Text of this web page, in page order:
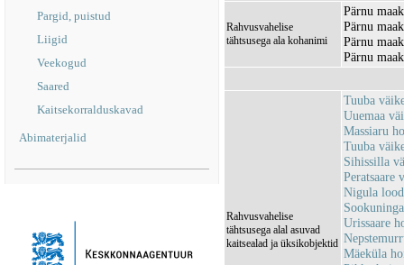
Pargid, puistud
Liigid
Veekogud
Saared
Kaitsekorralduskavad
Abimaterjalid
Rahvusvahelise
tähtsusega ala kohanimi
Pärnu
Pärnu
Pärnu
Pärnu
Rahvusvahelise
tähtsusega alal asuvad
kaitsealad ja üksikobjektid
Tuuba
Uuemaa
Massiaru
Tuuba
Sihissilla
Peratsaare
Nigula
Urissaare
Mäeküla